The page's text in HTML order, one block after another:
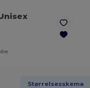
Størrelsesskema